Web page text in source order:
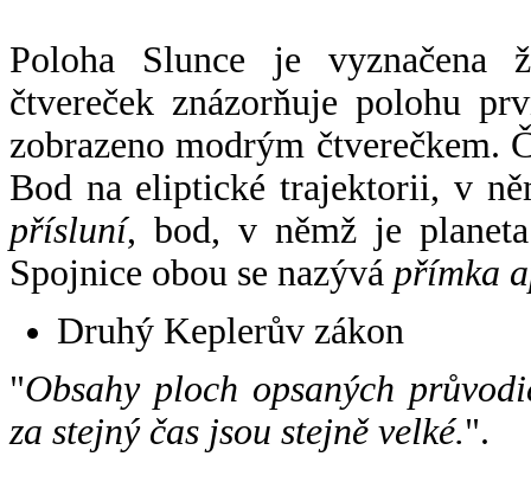
Poloha Slunce je vyznačena
čtvereček znázorňuje polohu
zobrazeno modrým čtverečkem.
Bod na eliptické trajektorii, v
přísluní, bod, v němž je
Spojnice obou se nazývá přímka
Druhý Keplerův zákon
"Obsahy ploch opsaných
za stejný čas jsou stejně velké.".